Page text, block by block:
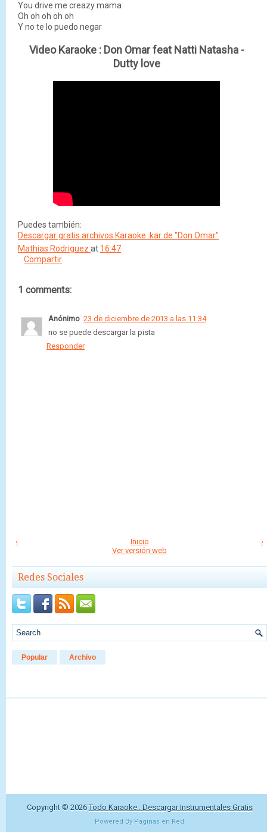
You drive me creazy mama
Oh oh oh oh oh
Y no te lo puedo negar
Video Karaoke : Don Omar feat Natti Natasha -
Dutty love
Puedes también:
Descargar gratis archivos Karaoke .kar de "Don Omar"
Mathias Rodriguez at 16:47
Compartir
1 comments:
Anónimo 23 de diciembre de 2013 a las 11:34
no se puede descargar la pista
Responder
‹ ›
Inicio
Ver versión web
Redes Sociales
Popular Archivo
Copyright © 2026Todo Karaoke : Descargar Instrumentales Gratis
Powered By Paginas en Red